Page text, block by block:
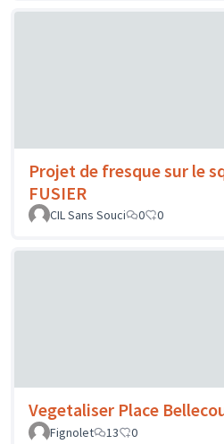
Projet de fresque sur le
FUSIER
CIL Sans Souci
0 0
Vegetaliser Place
Fignolet
13 0